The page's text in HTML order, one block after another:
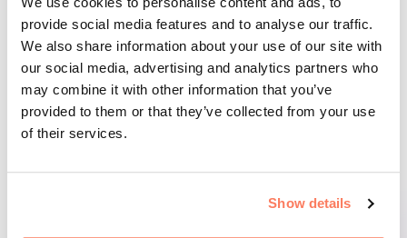
provide social media features and to analyse our traffic.
We also share information about your use of our site with
our social media, advertising and analytics partners who
may combine it with other information that you’ve
provided to them or that they’ve collected from your use
of their services.
Show details